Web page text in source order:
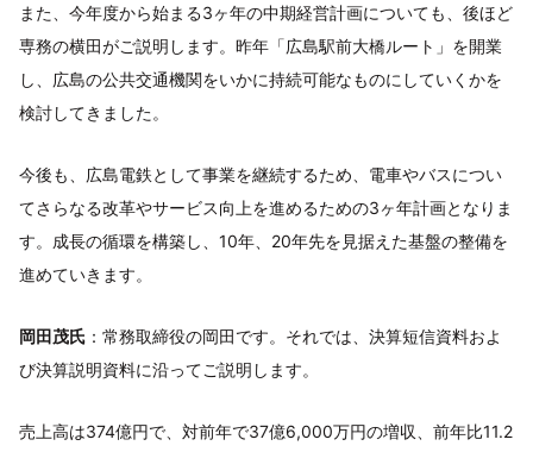
また、今年度から始まる3ヶ年の中期経営計画についても、後ほど
専務の横田がご説明します。昨年「広島駅前大橋ルート」を開業
し、広島の公共交通機関をいかに持続可能なものにしていくかを
検討してきました。
今後も、広島電鉄として事業を継続するため、電車やバスについ
てさらなる改革やサービス向上を進めるための3ヶ年計画となりま
す。成長の循環を構築し、10年、20年先を見据えた基盤の整備を
進めていきます。
岡田茂氏 ：常務取締役の岡田です。それでは、決算短信資料およ
び決算説明資料に沿ってご説明します。
売上高は374億円で、対前年で37億6,000万円の増収、前年比11.2